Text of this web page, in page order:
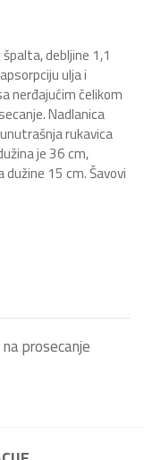
debljine 1,1
ulja i
nerđajućim čelikom
Nadlanica
rukavica
je 36 cm,
15 cm. Šavovi
prosecanje